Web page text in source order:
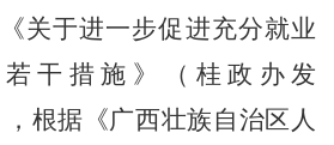
关于进一步促进充分就业
干措施》（桂政办发
，根据《广西壮族自治区人